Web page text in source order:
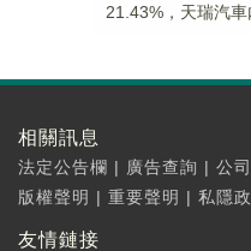
21.43%，天瑞汽
相關訊息
法定公告欄 | 廣告查詢 | 公
版權聲明 | 重要聲明 | 私隱
友情鏈接